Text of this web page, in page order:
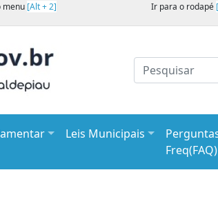
menu [Alt + 2] Ir para o rodapé
Leis Municipais
Freq(FAQ)